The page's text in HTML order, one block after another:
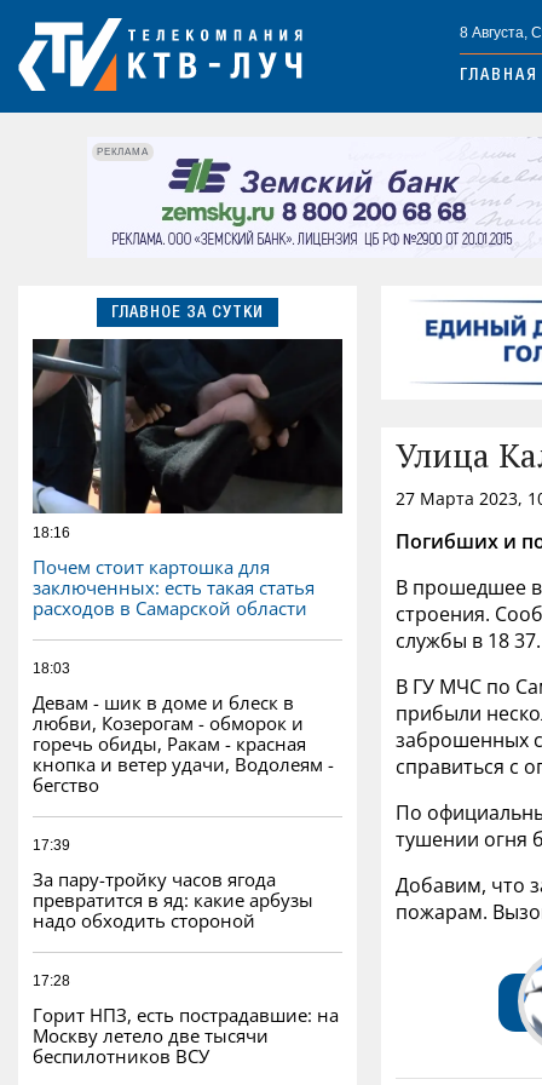
8 Августа,
ГЛАВНАЯ
РЕКЛАМА
ГЛАВНОЕ ЗА СУТКИ
18:16
Почем стоит картошка для
заключенных: есть такая статья
расходов в Самарской области
18:03
Девам - шик в доме и блеск в
любви, Козерогам - обморок и
горечь обиды, Ракам - красная
кнопка и ветер удачи, Водолеям -
бегство
17:39
За пару-тройку часов ягода
превратится в яд: какие арбузы
надо обходить стороной
17:28
Горит НПЗ, есть пострадавшие: на
Москву летело две тысячи
беспилотников ВСУ
Улица
27 Марта 2023,
Погибших и
В прошедшее
строения.
службы в 18 37.
В ГУ МЧС по
прибыли
заброшенных
справиться с
По
тушении огня
Добавим, что
пожарам.